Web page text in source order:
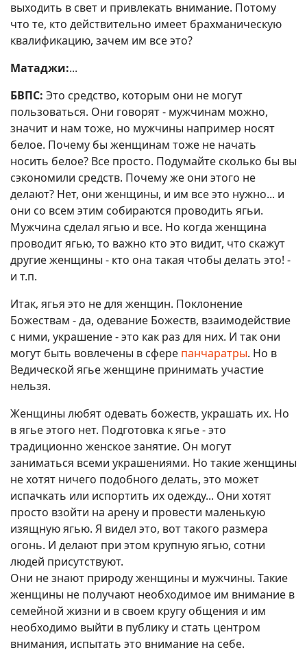
выходить в свет и привлекать внимание. Потому
что те, кто действительно имеет брахманическую
квалификацию, зачем им все это?
Матаджи:...
БВПС: Это средство, которым они не могут
пользоваться. Они говорят - мужчинам можно,
значит и нам тоже, но мужчины например носят
белое. Почему бы женщинам тоже не начать
носить белое? Все просто. Подумайте сколько бы вы
сэкономили средств. Почему же они этого не
делают? Нет, они женщины, и им все это нужно... и
они со всем этим собираются проводить ягьи.
Мужчина сделал ягью и все. Но когда женщина
проводит ягью, то важно кто это видит, что скажут
другие женщины - кто она такая чтобы делать это! -
и т.п.
Итак, ягья это не для женщин. Поклонение
Божествам - да, одевание Божеств, взаимодействие
с ними, украшение - это как раз для них. И так они
могут быть вовлечены в сфере панчаратры. Но в
Ведической ягье женщине принимать участие
нельзя.
Женщины любят одевать божеств, украшать их. Но
в ягье этого нет. Подготовка к ягье - это
традиционно женское занятие. Он могут
заниматься всеми украшениями. Но такие женщины
не хотят ничего подобного делать, это может
испачкать или испортить их одежду... Они хотят
просто взойти на арену и провести маленькую
изящную ягью. Я видел это, вот такого размера
огонь. И делают при этом крупную ягью, сотни
людей присутствуют.
Они не знают природу женщины и мужчины. Такие
женщины не получают необходимое им внимание в
семейной жизни и в своем кругу общения и им
необходимо выйти в публику и стать центром
внимания, испытать это внимание на себе.